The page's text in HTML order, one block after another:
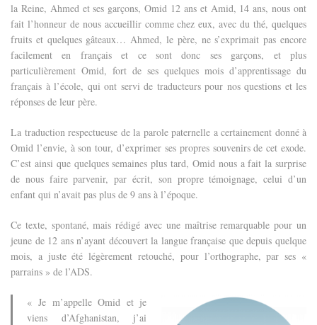
la Reine, Ahmed et ses garçons, Omid 12 ans et Amid, 14 ans, nous ont
fait l’honneur de nous accueillir comme chez eux, avec du thé, quelques
fruits et quelques gâteaux…Ahmed, le père, ne s’exprimait pas encore
facilement en français et ce sont donc ses garçons, et plus
particulièrement Omid, fort de ses quelques mois d’apprentissage du
français à l’école, qui ont servi de traducteurs pour nos questions et les
réponses de leur père.
La traduction respectueuse de la parole paternelle a certainement donné à
Omid l’envie, à son tour, d’exprimer ses propres souvenirs de cet exode.
C’est ainsi que quelques semaines plus tard, Omid nous a fait la surprise
de nous faire parvenir, par écrit, son propre témoignage, celui d’un
enfant qui n’avait pas plus de 9 ans à l’époque.
Ce texte, spontané, mais rédigé avec une maîtrise remarquable pour un
jeune de 12 ans n’ayant découvert la langue française que depuis quelque
mois, a juste été légèrement retouché, pour l’orthographe, par ses «
parrains » de l’ADS.
« Je m’appelle Omid et je
viens d’Afghanistan, j’ai